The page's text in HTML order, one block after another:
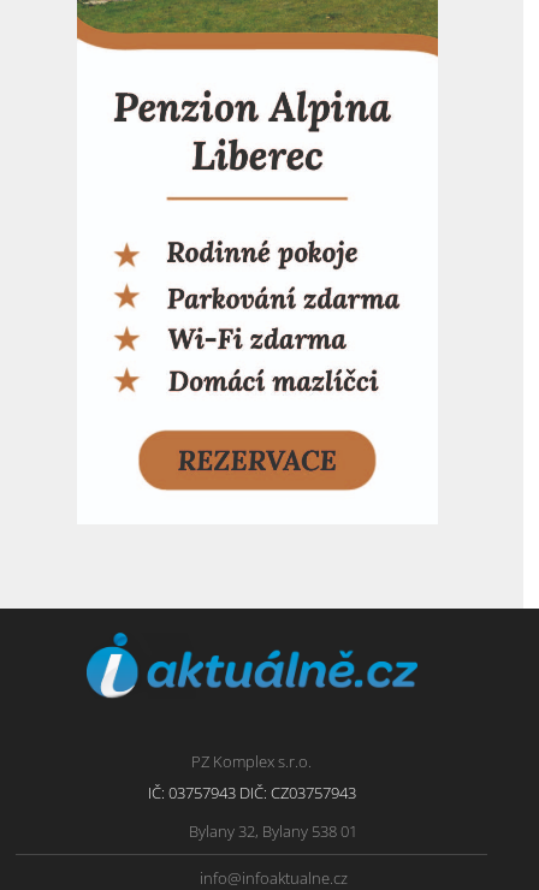
PZ Komplex s.r.o.
IČ: 03757943 DIČ: CZ03757943
Bylany 32, Bylany 538 01
info@infoaktualne.cz